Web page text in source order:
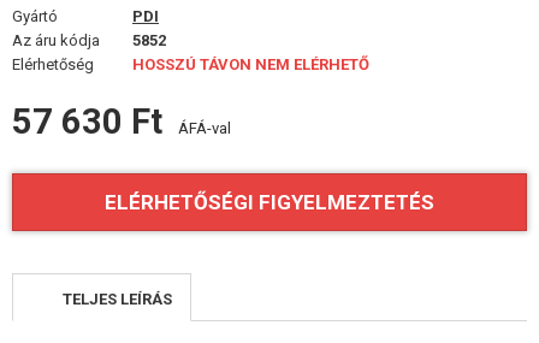
KIEGÉSZÍTŐK, HORDSZÍJAK
PÓTALKATRÉSZEK FEGYVEREKHEZ
FEGYVER JAVÍTÁS ÉS KARBANTARTÁS
ÖNVÉDELMI FELSZERELÉSEK, KÉPZÉS, KÉSEK
CÉLOK, LŐLAP
Gyártó
PDI
Az áru kódja
5852
Elérhetőség
HOSSZÚ TÁVON NEM ELÉRHETŐ
57 630 Ft ÁFÁ-val
ELÉRHETŐSÉGI FIGYELMEZTETÉS
TELJES LEÍRÁS